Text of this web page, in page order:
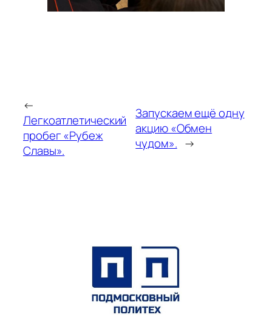
←
Легкоатлетический
пробег «Рубеж
Славы».
Запускаем ещё одну
акцию «Обмен
чудом». →